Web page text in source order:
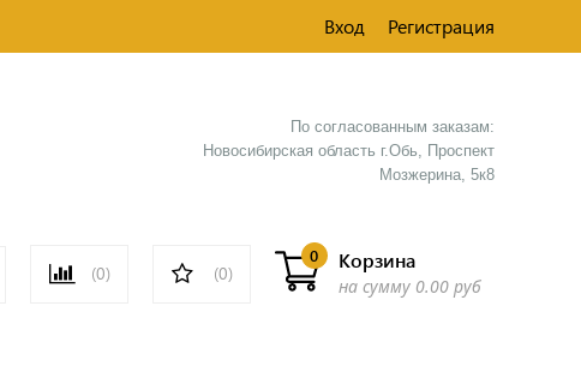
Вход Регистрация
По согласованным заказам:
Новосибирская область г.Обь, Проспект
Мозжерина, 5к8​
(0) (0)
Корзина
0
на сумму 0.00 руб